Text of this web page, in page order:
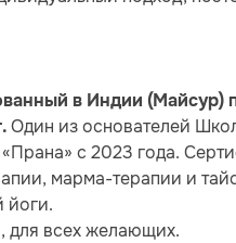
в Индии (Майсур)
Один из основателей
с 2023 года.
марма-терапии и
йоги.
для всех желающих.